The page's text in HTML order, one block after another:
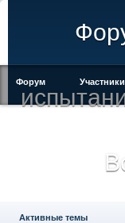
Форум Участники
Активные темы